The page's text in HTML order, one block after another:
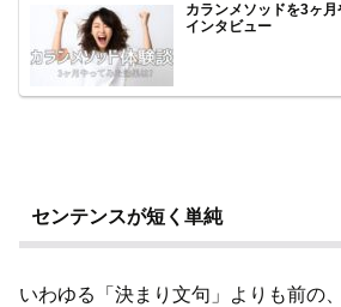
カランメソッドを3ヶ
インタビュー
センテンスが短く単純
いわゆる「決まり文句」よりも前の